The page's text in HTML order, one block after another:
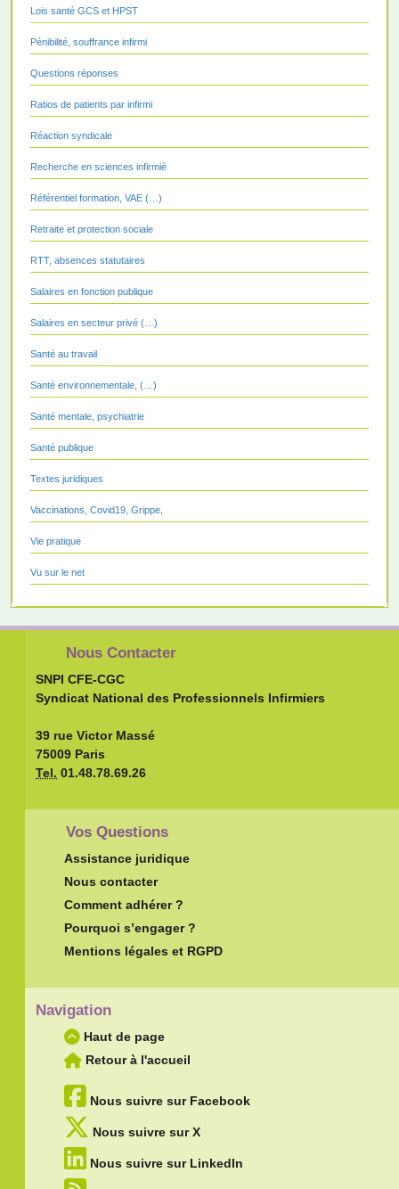
Lois santé GCS et HPST
Pénibilité, souffrance infirmi
Questions réponses
Ratios de patients par infirmi
Réaction syndicale
Recherche en sciences infirmiè
Référentiel formation, VAE (…)
Retraite et protection sociale
RTT, absences statutaires
Salaires en fonction publique
Salaires en secteur privé (…)
Santé au travail
Santé environnementale, (…)
Santé mentale, psychiatrie
Santé publique
Textes juridiques
Vaccinations, Covid19, Grippe,
Vie pratique
Vu sur le net
Nous Contacter
SNPI CFE-CGC
Syndicat National des Professionnels Infirmiers
39 rue Victor Massé
75009 Paris
Tel. 01.48.78.69.26
Vos Questions
Assistance juridique
Nous contacter
Comment adhérer ?
Pourquoi s’engager ?
Mentions légales et RGPD
Navigation
Haut de page
Retour à l'accueil
Nous suivre sur Facebook
Nous suivre sur X
Nous suivre sur LinkedIn